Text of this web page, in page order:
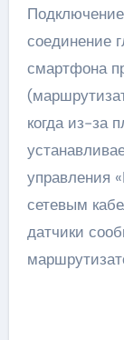
соединение
смартфона
когда из-за
управления
сетевым
датчики